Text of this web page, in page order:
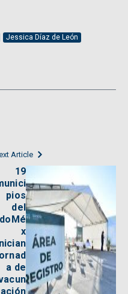
Jessica Díaz de León
Article
19
pios
del
x
a de
ación